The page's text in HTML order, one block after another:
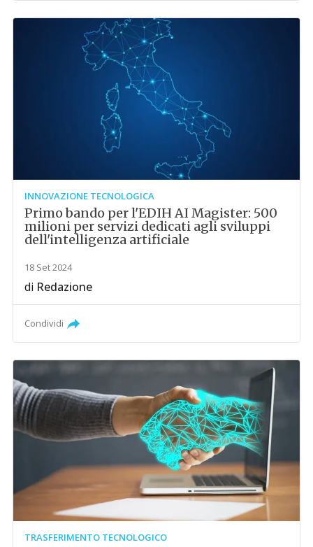
INNOVAZIONE TECNOLOGICA
Primo bando per l'EDIH AI Magister: 500
milioni per servizi dedicati agli sviluppi
dell'intelligenza artificiale
18 Set 2024
di Redazione
Condividi
TRASFERIMENTO TECNOLOGICO